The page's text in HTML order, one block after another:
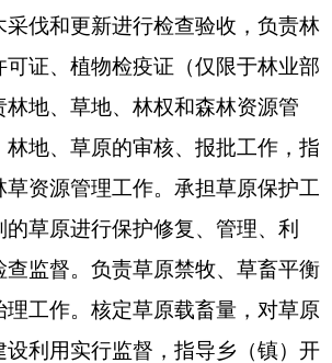
采伐和更新进行检查验收 ， 负责林
证、植物检疫证（仅限于林业部
林地、草地、林权和森林资源管
林地、草原的审核、报批工作， 指
草资源管理工作。承担草原保护工
的草原进行保护修复、管理、利
查监督。 负责草原禁牧、草畜平衡
理工作。 核定草原载畜量，对草原
利用实行监督， 指导乡 （镇） 开